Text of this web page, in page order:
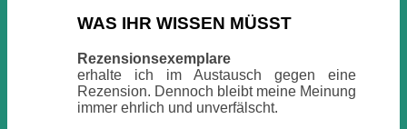
WAS IHR WISSEN MÜSST
Rezensionsexemplare
erhalte ich im Austausch gegen eine
Rezension. Dennoch bleibt meine Meinung
immer ehrlich und unverfälscht.